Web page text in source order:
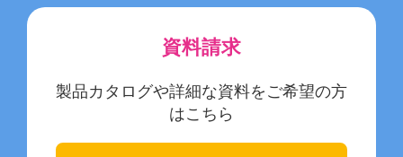
資料請求
製品カタログや詳細な資料をご希望の方
はこちら